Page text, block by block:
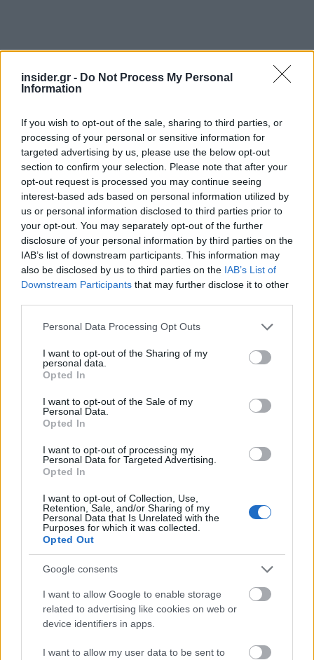
insider.gr - Do Not Process My Personal
Information
If you wish to opt-out of the sale, sharing to third parties, or
processing of your personal or sensitive information for
targeted advertising by us, please use the below opt-out
section to confirm your selection. Please note that after your
opt-out request is processed you may continue seeing
interest-based ads based on personal information utilized by
us or personal information disclosed to third parties prior to
your opt-out. You may separately opt-out of the further
disclosure of your personal information by third parties on the
IAB’s list of downstream participants. This information may
also be disclosed by us to third parties on the IAB’s List of
Downstream Participants that may further disclose it to other
Please note that this website/app uses one or more Google
not limited to your visit or usage behaviour. You may click to
grant or deny consent to Google and its third-party tags to
use your data for below specified purposes in below Google
consent section.
Personal Data Processing Opt Outs
I want to opt-out of the Sharing of my
personal data.
Opted In
I want to opt-out of the Sale of my
Personal Data.
Opted In
I want to opt-out of processing my
Personal Data for Targeted Advertising.
Opted In
I want to opt-out of Collection, Use,
Retention, Sale, and/or Sharing of my
Personal Data that Is Unrelated with the
Purposes for which it was collected.
Opted Out
Google consents
I want to allow Google to enable storage
related to advertising like cookies on web or
device identifiers in apps.
I want to allow my user data to be sent to
Από την άλλη, στην άλλη άκρη της αλυσίδας
βρίσκεται ο καταναλωτής, ο οποίος βλέπει τη
να πωλείται συχνά στα
. Σε εποχές γενικευμένης ακρίβειας, η τιμή
αυτή δοκιμάζει τις αντοχές των νοικοκυριών. Η
την απάντηση στο ερώτημα: «Επιτέλους,
ξέρουμε τι τρώμε;». Η απάντηση είναι πλέον ένα
ηχηρό «Ναι». Εκείνα τα χρήματα δεν θα
πηγαίνουν σε νοθευμένα μείγματα αμφιβόλου
προέλευσης, αλλά θα αγοράζουν 100%
ασφάλεια, ποιότητα και έμπρακτη υποστήριξη της
ελληνικής υπαίθρου, αρκεί να μην βρεθούν τρόποι
να παρακαμφθεί και αυτό το σύστημα.